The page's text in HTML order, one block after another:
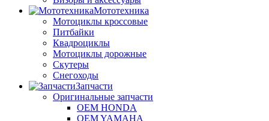
Мототехника
Мотоциклы кроссовые
Питбайки
Квадроциклы
Мотоциклы дорожные
Скутеры
Снегоходы
Запчасти
Оригинальные запчасти
OEM HONDA
OEM YAMAHA